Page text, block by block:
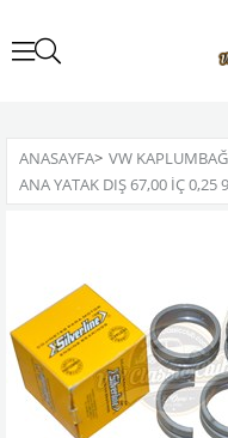
ANASAYFA> VW
ANA YATAK DIŞ 67,00 İÇ 0,25